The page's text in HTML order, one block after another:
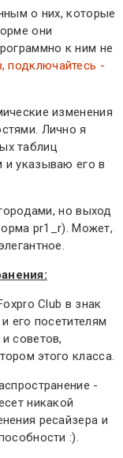
о них, которые
они
к ним не
подключайтесь -
изменения
Лично я
таблиц
и указываю его в
но выход
pr1_r). Может,
Club в знак
его посетителям
советов,
этого класса.
-
никакой
ресайзера и
:).